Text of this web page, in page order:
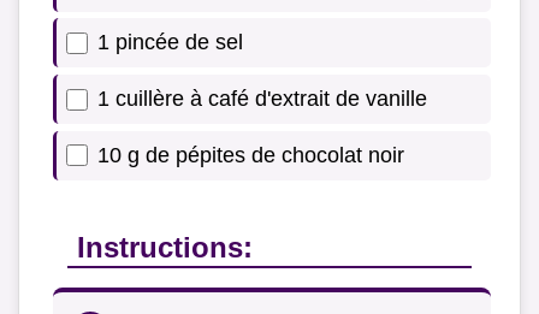
1 pincée de sel
1 cuillère à café d'extrait de vanille
10 g de pépites de chocolat noir
Instructions: